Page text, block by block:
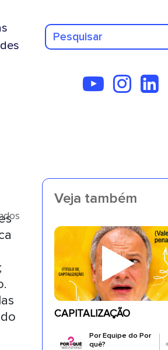
Veja também
CAPITALIZAÇÃO
PorEquipe do Por
quê?